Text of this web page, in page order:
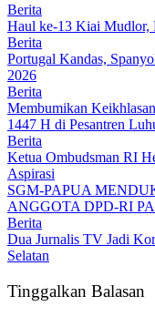
Berita
Haul ke-13 Kiai Mudlor,
Berita
Portugal Kandas,
2026
Berita
Membumikan
1447 H di Pesantren
Berita
Ketua Ombudsman RI
Aspirasi
SGM-PAPUA
ANGGOTA DPD-RI
Berita
Dua Jurnalis TV Jadi
Selatan
Tinggalkan Balasan